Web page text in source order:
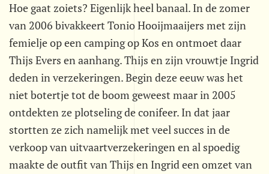
Hoe gaat zoiets? Eigenlijk heel banaal. In de zomer
van 2006 bivakkeert Tonio Hooijmaaijers met zijn
femielje op een camping op Kos en ontmoet daar
Thijs Evers en aanhang. Thijs en zijn vrouwtje Ingrid
deden in verzekeringen. Begin deze eeuw was het
niet botertje tot de boom geweest maar in 2005
ontdekten ze plotseling de conifeer. In dat jaar
stortten ze zich namelijk met veel succes in de
verkoop van uitvaartverzekeringen en al spoedig
maakte de outfit van Thijs en Ingrid een omzet van